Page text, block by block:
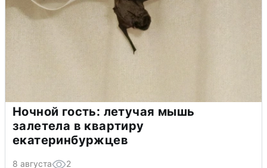
Ночной гость: летучая мышь
залетела в квартиру
екатеринбуржцев
8 августа 2